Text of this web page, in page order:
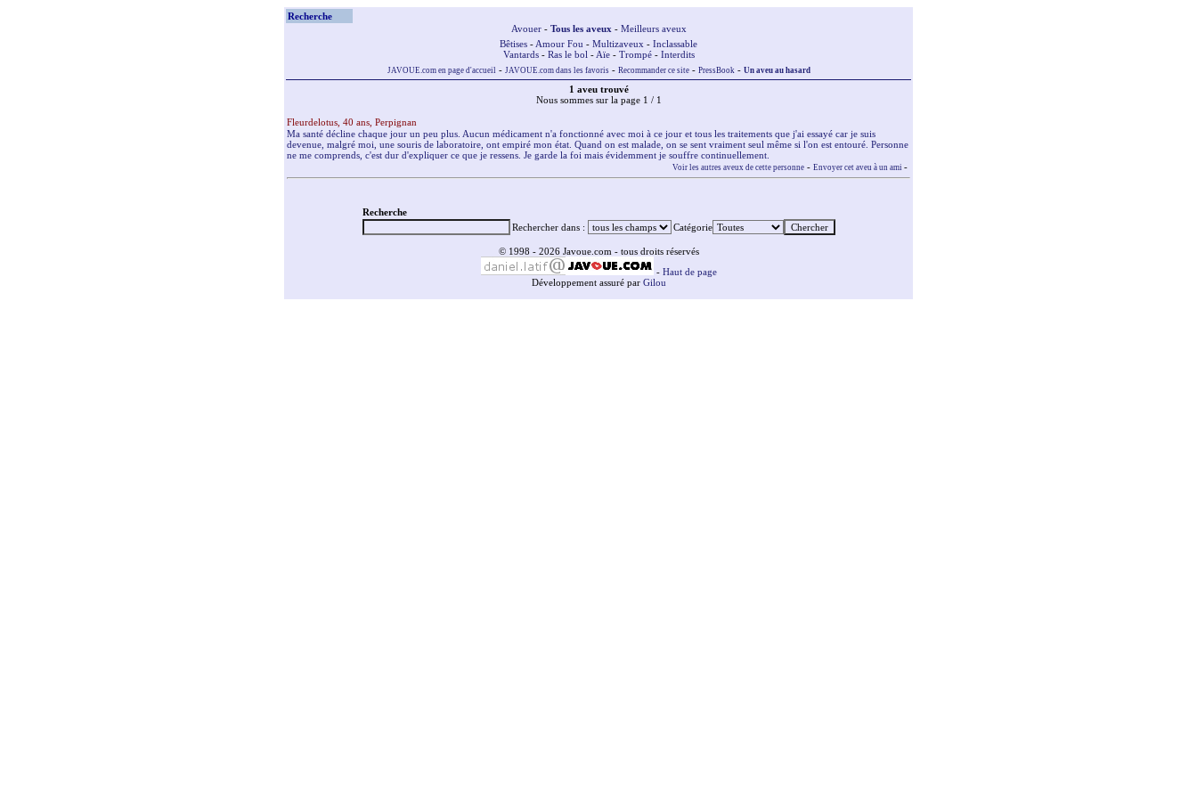
Recherche
Avouer - Tous les aveux - Meilleurs aveux
Bêtises - Amour Fou - Multizaveux - Inclassable
Vantards- Ras le bol - Aïe- Trompé- Interdits
JAVOUE.com en page d'accueil - JAVOUE.com dans les favoris- Recommander ce site- PressBook - Un aveu au hasard
1 aveu trouvé
Nous sommes sur la page 1 / 1
Fleurdelotus, 40 ans, Perpignan
Ma santé décline chaque jour un peu plus. Aucun médicament n'a fonctionné avec moi à ce jour et tous les traitements que j'ai essayé car je suis
devenue, malgré moi, une souris de laboratoire, ont empiré mon état. Quand on est malade, on se sent vraiment seul même si l'on est entouré. Personne
ne me comprends, c'est dur d'expliquer ce que je ressens. Je garde la foi mais évidemment je souffre continuellement.
Voir les autres aveux de cette personne - Envoyer cet aveu à un ami -
Recherche
Rechercher dans :
Catégorie
© 1998 - 2026 Javoue.com - tous droits réservés
- Haut de page
Développement assuré par Gilou